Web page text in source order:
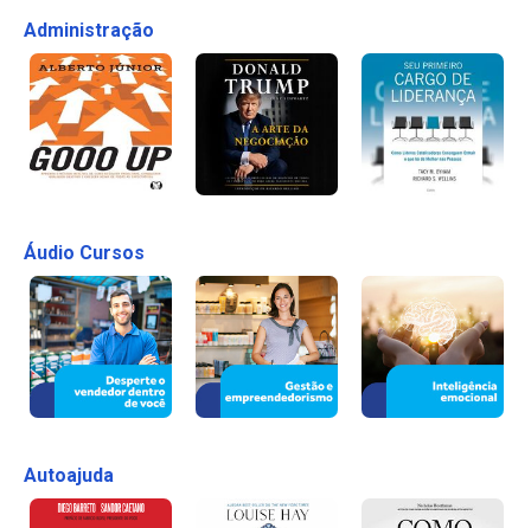
Administração
Áudio Cursos
Autoajuda